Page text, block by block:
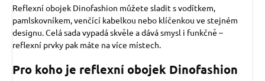
Reflexní obojek Dinofashion můžete sladit s vodítkem,
pamlskovníkem, venčící kabelkou nebo klíčenkou ve stejném
designu. Celá sada vypadá skvěle a dává smysl i funkčně –
reflexní prvky pak máte na více místech.
Pro koho je reflexní obojek Dinofashion